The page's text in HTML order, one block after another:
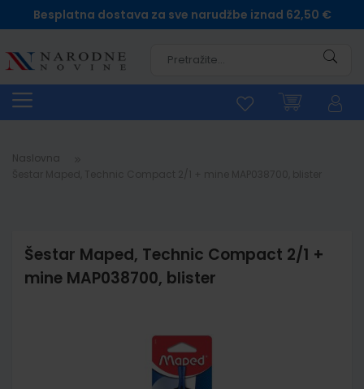
Besplatna dostava za sve narudžbe iznad 62,50 €
Naslovna
Šestar Maped, Technic Compact 2/1 +
mine MAP038700, blister